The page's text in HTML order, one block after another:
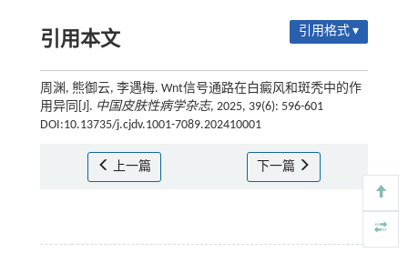
引用本文 引用格式 ▾
周渊, 熊御云, 李遇梅. Wnt信号通路在白癜风和斑秃中的作
用异同[J]. 中国皮肤性病学杂志, 2025, 39(6): 596-601
DOI:10.13735/j.cjdv.1001-7089.202410001
上一篇 下一篇